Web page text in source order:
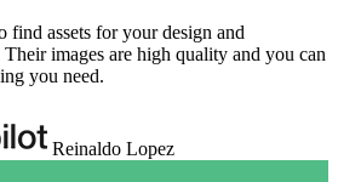
find assets for your design and
images are high quality and you can
you need.
Reinaldo Lopez